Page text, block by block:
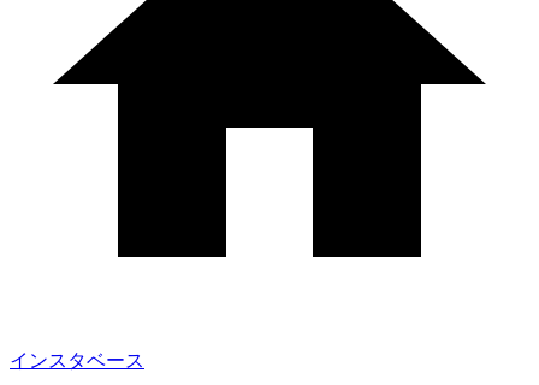
インスタベース